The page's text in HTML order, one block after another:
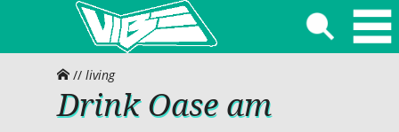
// living
Drink Oase am